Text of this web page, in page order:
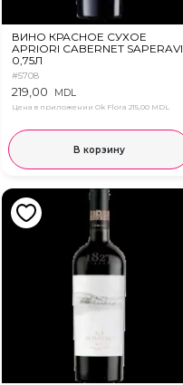
ВИНО КРАСНОЕ СУХОЕ
APRIORI CABERNET SAPERAVI
0,75Л
#5708
219,00 MDL
Цена в приложении Ok Flora 215,00 MDL
В корзину